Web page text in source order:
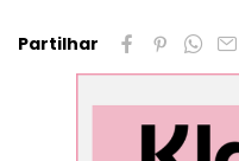
Partilhar